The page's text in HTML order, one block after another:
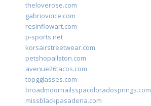
theloverose.com
gabriovoice.com
resinflowart.com
p-sports.net
korsairstreetwear.com
petshopallston.com
avenue26tacos.com
topgglasses.com
broadmoornailsspacoloradosprings.com
missblackpasadena.com